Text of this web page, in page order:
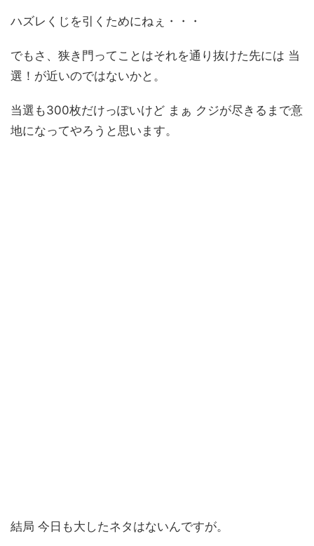
ハズレくじを引くためにねぇ・・・
でもさ、狭き門ってことはそれを通り抜けた先には 当
選！が近いのではないかと。
当選も300枚だけっぽいけど まぁ クジが尽きるまで意
地になってやろうと思います。
結局 今日も大したネタはないんですが。